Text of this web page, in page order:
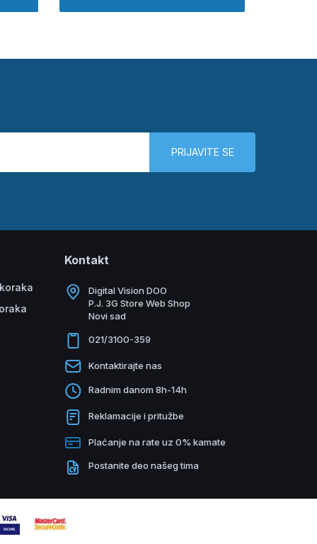
PRIJAVITE SE
Kontakt
Digital Vision DOO
P.J. 3G Store Web Shop
Novi sad
021/3100-359
Kontaktirajte nas
Radnim danom 8h-14h
Reklamacije i pritužbe
Plaćanje na rate uz 0% kamate
Postanite deo našeg tima